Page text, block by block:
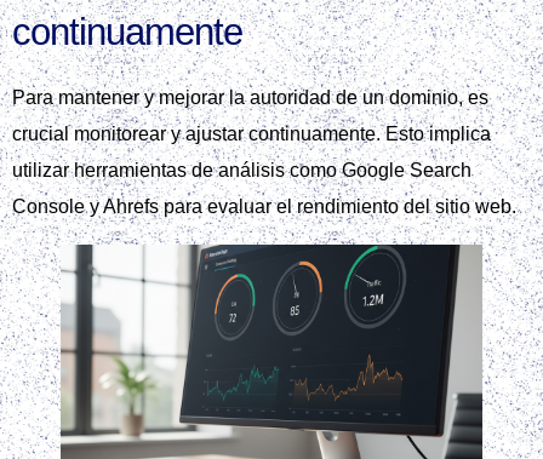
continuamente
Para mantener y mejorar la autoridad de un dominio, es
crucial monitorear y ajustar continuamente. Esto implica
utilizar herramientas de análisis como Google Search
Console y Ahrefs para evaluar el rendimiento del sitio web.